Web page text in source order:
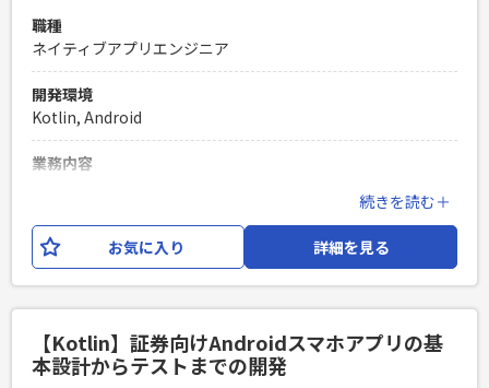
職種
ネイティブアプリエンジニア
開発環境
Kotlin, Android
業務内容
支援することを目的としたSaas開発案件です。 従業員のため
のコミュニケーションポータルや、顧客の名刺を管理するク
ラウドサービスなど、 複数のサービス群から成り立ってお
成長可能性を高め、新機能開発を進めやすくしていきます。
更には、新機能開発自体も担っていただきたいと思います。
続きを読む＋
お気に入り 詳細を見る
【Kotlin】証券向けAndroidスマホアプリの基
本設計からテストまでの開発